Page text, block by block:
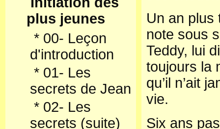
plus jeunes
* 00- Leçon
d'introduction
* 01- Les
secrets de Jean
* 02- Les
secrets (suite)
Un an plus
note sous
Teddy, lui
toujours la
qu’il n’ait
vie.
Six ans